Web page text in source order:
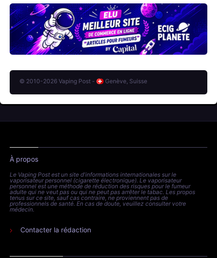
© 2010-2026 Vaping Post - Genève, Suisse
À propos
Le Vaping Post est un site d'informations internationales sur le
vaporisateur personnel (cigarette électronique). Le vaporisateur
personnel est une méthode de réduction des risques pour le fumeur
adulte qui ne veut pas ou qui ne peut pas arrêter le tabac. Les propos
tenus sur ce site, sauf cas contraire, ne proviennent pas de
professionnels de santé. En cas de doute, veuillez consulter votre
médecin.
Contacter la rédaction